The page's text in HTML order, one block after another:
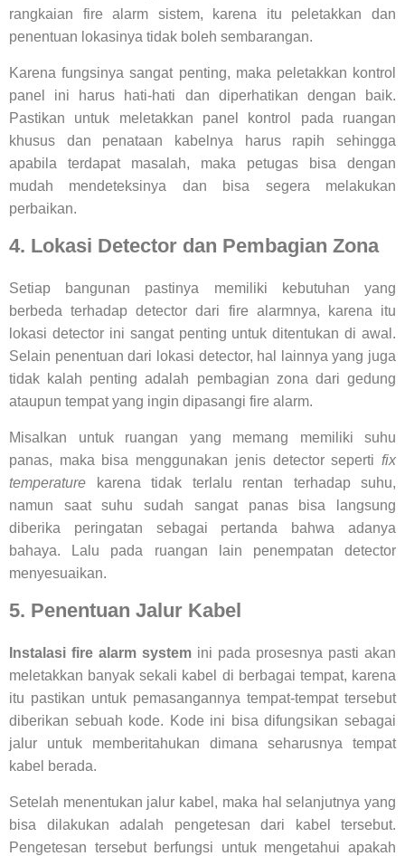
rangkaian fire alarm sistem, karena itu peletakkan dan
penentuan lokasinya tidak boleh sembarangan.
Karena fungsinya sangat penting, maka peletakkan kontrol
panel ini harus hati-hati dan diperhatikan dengan baik.
Pastikan untuk meletakkan panel kontrol pada ruangan
khusus dan penataan kabelnya harus rapih sehingga
apabila terdapat masalah, maka petugas bisa dengan
mudah mendeteksinya dan bisa segera melakukan
perbaikan.
4. Lokasi Detector dan Pembagian Zona
Setiap bangunan pastinya memiliki kebutuhan yang
berbeda terhadap detector dari fire alarmnya, karena itu
lokasi detector ini sangat penting untuk ditentukan di awal.
Selain penentuan dari lokasi detector, hal lainnya yang juga
tidak kalah penting adalah pembagian zona dari gedung
ataupun tempat yang ingin dipasangi fire alarm.
Misalkan untuk ruangan yang memang memiliki suhu
panas, maka bisa menggunakan jenis detector seperti fix
temperature karena tidak terlalu rentan terhadap suhu,
namun saat suhu sudah sangat panas bisa langsung
diberika peringatan sebagai pertanda bahwa adanya
bahaya. Lalu pada ruangan lain penempatan detector
menyesuaikan.
5. Penentuan Jalur Kabel
Instalasi fire alarm system ini pada prosesnya pasti akan
meletakkan banyak sekali kabel di berbagai tempat, karena
itu pastikan untuk pemasangannya tempat-tempat tersebut
diberikan sebuah kode. Kode ini bisa difungsikan sebagai
jalur untuk memberitahukan dimana seharusnya tempat
kabel berada.
Setelah menentukan jalur kabel, maka hal selanjutnya yang
bisa dilakukan adalah pengetesan dari kabel tersebut.
Pengetesan tersebut berfungsi untuk mengetahui apakah